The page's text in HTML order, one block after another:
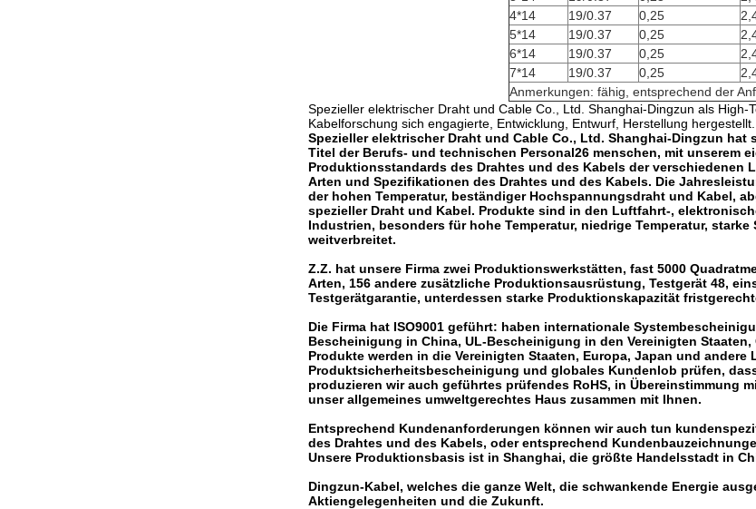
4*14
19/0.37 0,25
5*14
19/0.37 0,25
6*14
19/0.37 0,25
7*14
19/0.37 0,25
Anmerkungen: fähig, entsprechend der
Spezieller elektrischer Draht und Cable Co., Ltd. Shanghai-Dingzun als
Kabelforschung sich engagierte, Entwicklung, Entwurf, Herstellung hergestellt.
Spezieller elektrischer Draht und Cable Co., Ltd. Shanghai-Dingzun
Titel der Berufs- und technischen Personal26 menschen, mit unserem
Produktionsstandards des Drahtes und des Kabels der verschiedenen
Arten und Spezifikationen des Drahtes und des Kabels. Die
der hohen Temperatur, beständiger Hochspannungsdraht und Kabel,
spezieller Draht und Kabel. Produkte sind in den Luftfahrt-,
Industrien, besonders für hohe Temperatur, niedrige Temperatur,
weitverbreitet.
Z.Z. hat unsere Firma zwei Produktionswerkstätten, fast 5000
Arten, 156 andere zusätzliche Produktionsausrüstung, Testgerät 48,
Testgerätgarantie, unterdessen starke Produktionskapazität
Die Firma hat ISO9001 geführt: haben internationale
Bescheinigung in China, UL-Bescheinigung in den Vereinigten
Produkte werden in die Vereinigten Staaten, Europa, Japan und
Produktsicherheitsbescheinigung und globales Kundenlob prüfen,
produzieren wir auch geführtes prüfendes RoHS, in Übereinstimmung
unser allgemeines umweltgerechtes Haus zusammen mit Ihnen.
Entsprechend Kundenanforderungen können wir auch tun
des Drahtes und des Kabels, oder entsprechend
Unsere Produktionsbasis ist in Shanghai, die größte Handelsstadt in
Dingzun-Kabel, welches die ganze Welt, die schwankende Energie
Aktiengelegenheiten und die Zukunft.